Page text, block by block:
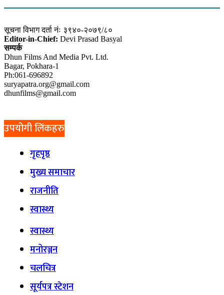
सूचना विभाग दर्ता नंः ३९४०-२०७९/८०
Editor-in-Chief: Devi Prasad Basyal
सम्पर्क
Dhun Films And Media Pvt. Ltd.
Bagar, Pokhara-1
Ph:061-696892
suryapatra.org@gmail.com
dhunfilms@gmail.com
उपयोगी लिंकहरु
गृहपृष्ठ
मुख्य समाचार
राजनीति
स्वास्थ्य
स्वास्थ्य
मनोरञ्जन
चलचित्र
सूर्यपत्र स्टेशन